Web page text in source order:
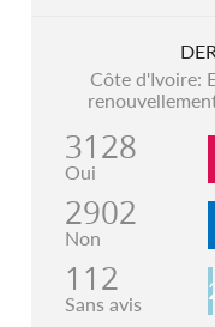
Côte d'Ivoire:
3128
Oui
2902
Non
112
Sans avis